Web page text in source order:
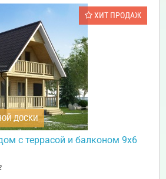
ХИТ ПРОДАЖ
ДОСКИ
с террасой и балконом 9х6